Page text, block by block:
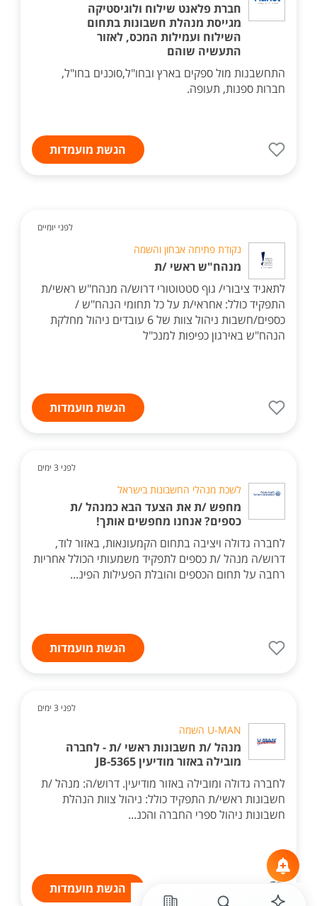
חברת פלאנט שילוח ולוגיסטיקה
מגייסת מנהלת חשבונות בתחום
השילוח ועמילות המכס, לאזור
התעשיה שוהם
התחשבנות מול ספקים בארץ ובחו"ל,סוכנים בחו"ל,
חברות ספנות, תעופה.
הגשת מועמדות
לפני יומיים
נקודת פתיחה אבחון והשמה
מנהח"ש ראשי /ת
לתאגיד ציבורי/ גוף סטטוטורי דרוש/ה מנהח"ש ראשי/ת
התפקיד כולל: אחראי/ת על כל תחומי הנהח"ש /
כספים/חשבות ניהול צוות של 6 עובדים ניהול מחלקת
הנהח"ש באירגון כפיפות למנכ"ל
הגשת מועמדות
לפני 3 ימים
לשכת מנהלי החשבונות בישראל
מחפש /ת את הצעד הבא כמנהל /ת
כספים? אנחנו מחפשים אותך!
לחברה גדולה ויציבה בתחום הקמעונאות, באזור לוד,
דרוש/ה מנהל /ת כספים לתפקיד משמעותי הכולל אחריות
רחבה על תחום הכספים והובלת הפעילות הפינ...
הגשת מועמדות
לפני 3 ימים
U-MAN השמה
מנהל /ת חשבונות ראשי /ת - לחברה
מובילה באזור מודיעין JB-5365
לחברה גדולה ומובילה באזור מודיעין. דרוש/ה: מנהל /ת
חשבונות ראשי/ת התפקיד כולל: ניהול צוות הנהלת
חשבונות ניהול ספרי החברה והכנ...
הגשת מועמדות